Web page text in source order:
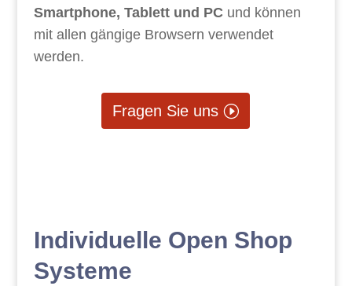
Smartphone, Tablett und PC und können
mit allen gängige Browsern verwendet
werden.
Fragen Sie uns
Individuelle Open Shop
Systeme